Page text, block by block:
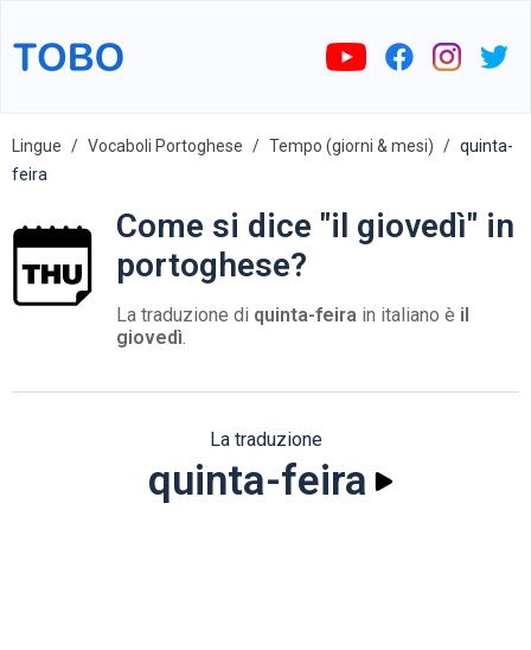
Lingue Vocaboli Portoghese Tempo (giorni & mesi)
quinta-
feira
Come si dice "il giovedì" in
portoghese?
La traduzione di quinta-feirain italiano è il
giovedì.
La traduzione
quinta-feira